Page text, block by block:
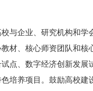
与企业、研究机构和
材、核心师资团队和核
点、数字经济创新发展
培养项目。鼓励高校建